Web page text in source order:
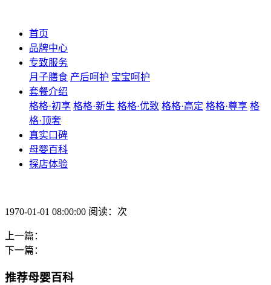
首页
品牌中心
专致服务
月子膳食 产后呵护 宝宝呵护
套餐介绍
格格·初享 格格·新生 格格·优致 格格·高定 格格·尊享 格
格·顶奢
真实口碑
母婴百科
探店体验
1970-01-01 08:00:00 阅读：次
上一篇：
下一篇：
推荐母婴百科